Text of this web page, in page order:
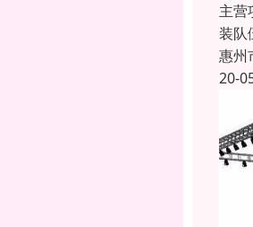
主营
装队
惠州
20-